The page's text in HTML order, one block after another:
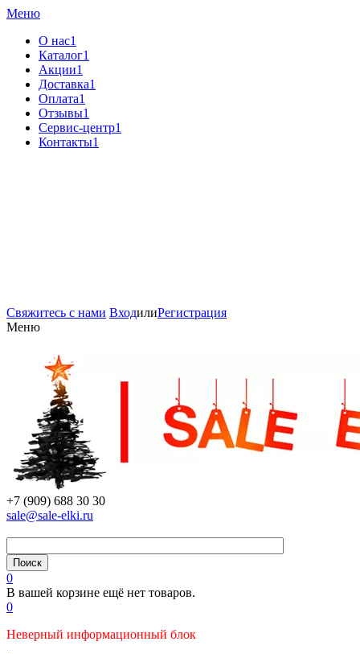
Меню
О нас1
Каталог1
Акции1
Доставка1
Оплата1
Отзывы1
Сервис-центр1
Контакты1
Свяжитесь с нами ВходилиРегистрация
Меню
+7 (909) 688 30 30
sale@sale-elki.ru
0
В вашей корзине ещё нет товаров.
0
Неверный информационный блок